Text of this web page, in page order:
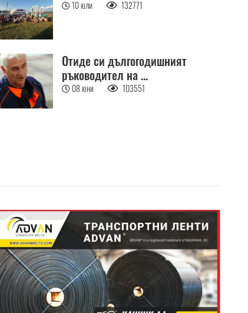
10 юли 132771
Отиде си дългогодишният
ръководител на ...
08 юни 103551